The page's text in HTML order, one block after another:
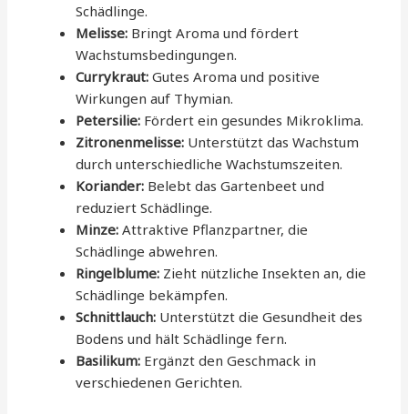
Schädlinge.
Melisse: Bringt Aroma und fördert
Wachstumsbedingungen.
Currykraut: Gutes Aroma und positive
Wirkungen auf Thymian.
Petersilie: Fördert ein gesundes Mikroklima.
Zitronenmelisse: Unterstützt das Wachstum
durch unterschiedliche Wachstumszeiten.
Koriander: Belebt das Gartenbeet und
reduziert Schädlinge.
Minze: Attraktive Pflanzpartner, die
Schädlinge abwehren.
Ringelblume: Zieht nützliche Insekten an, die
Schädlinge bekämpfen.
Schnittlauch: Unterstützt die Gesundheit des
Bodens und hält Schädlinge fern.
Basilikum: Ergänzt den Geschmack in
verschiedenen Gerichten.